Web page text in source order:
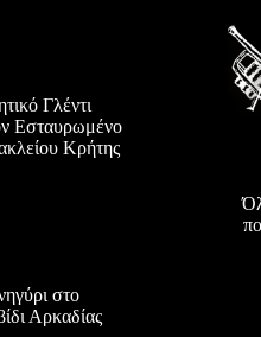
Γλέντι
Εσταυρωμένο
Κρήτης
στο
Αρκαδίας